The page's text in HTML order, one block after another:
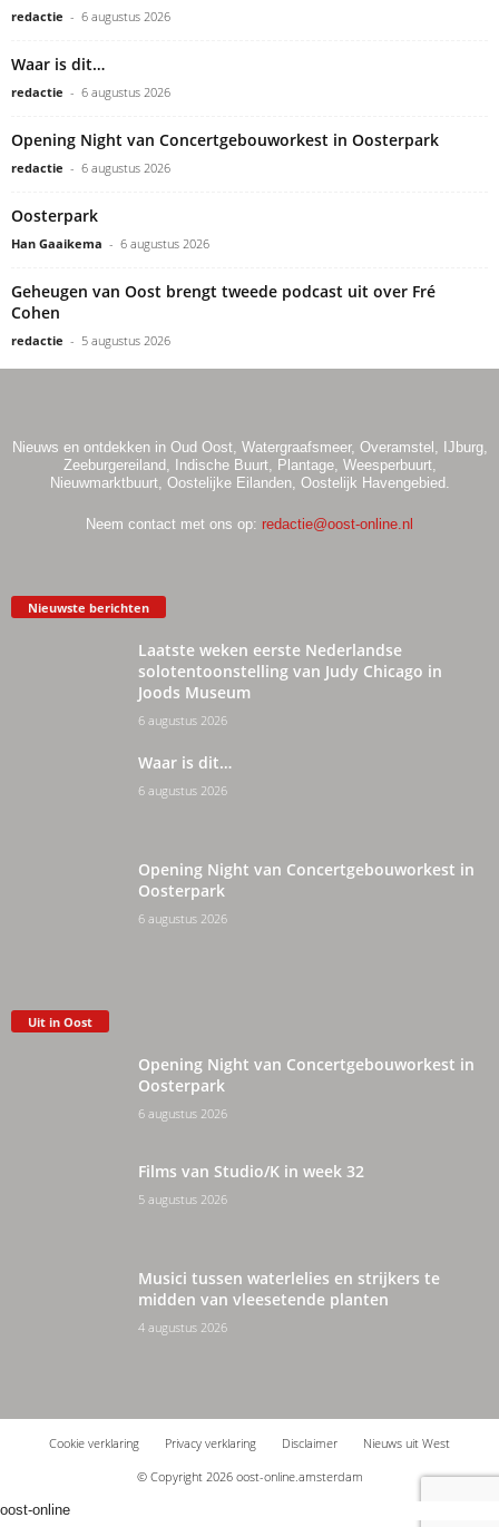
redactie - 6 augustus 2026
Waar is dit…
redactie - 6 augustus 2026
Opening Night van Concertgebouworkest in Oosterpark
redactie - 6 augustus 2026
Oosterpark
Han Gaaikema - 6 augustus 2026
Geheugen van Oost brengt tweede podcast uit over Fré
Cohen
redactie - 5 augustus 2026
Nieuws en ontdekken in Oud Oost, Watergraafsmeer, Overamstel, IJburg,
Zeeburgereiland, Indische Buurt, Plantage, Weesperbuurt,
Nieuwmarktbuurt, Oostelijke Eilanden, Oostelijk Havengebied.
Neem contact met ons op: redactie@oost-online.nl
Nieuwste berichten
Laatste weken eerste Nederlandse
solotentoonstelling van Judy Chicago in
Joods Museum
6 augustus 2026
Waar is dit…
6 augustus 2026
Opening Night van Concertgebouworkest in
Oosterpark
6 augustus 2026
Uit in Oost
Opening Night van Concertgebouworkest in
Oosterpark
6 augustus 2026
Films van Studio/K in week 32
5 augustus 2026
Musici tussen waterlelies en strijkers te
midden van vleesetende planten
4 augustus 2026
Cookie verklaring Privacy verklaring Disclaimer
Nieuws uit West
© Copyright 2026 oost-online.amsterdam
oost-online